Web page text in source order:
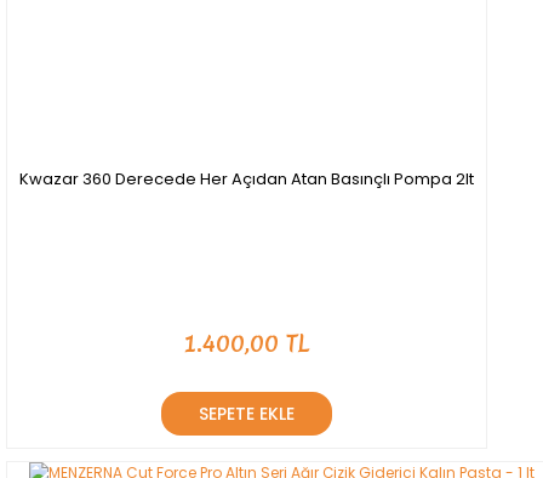
Kwazar 360 Derecede Her Açıdan Atan Basınçlı Pompa 2lt
1.400,00 TL
SEPETE EKLE